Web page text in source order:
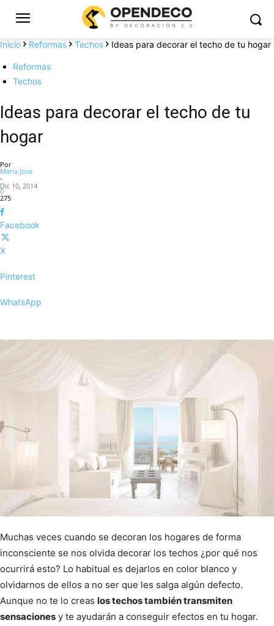
Inicio Reformas Techos Ideas para decorar el techo de tu hogar
Reformas
Techos
Ideas para decorar el techo de tu
hogar
Por
Maria Jose
-
Dic 10, 2014
0
275
Facebook
X
Pinterest
WhatsApp
Muchas veces cuando se decoran los hogares de forma
inconsciente se nos olvida decorar los techos ¿por qué nos
ocurrirá esto? Lo habitual es dejarlos en color blanco y
olvidarnos de ellos a no ser que les salga algún defecto.
Aunque no te lo creas los techos también transmiten
sensaciones y te ayudarán a conseguir efectos en tu hogar.